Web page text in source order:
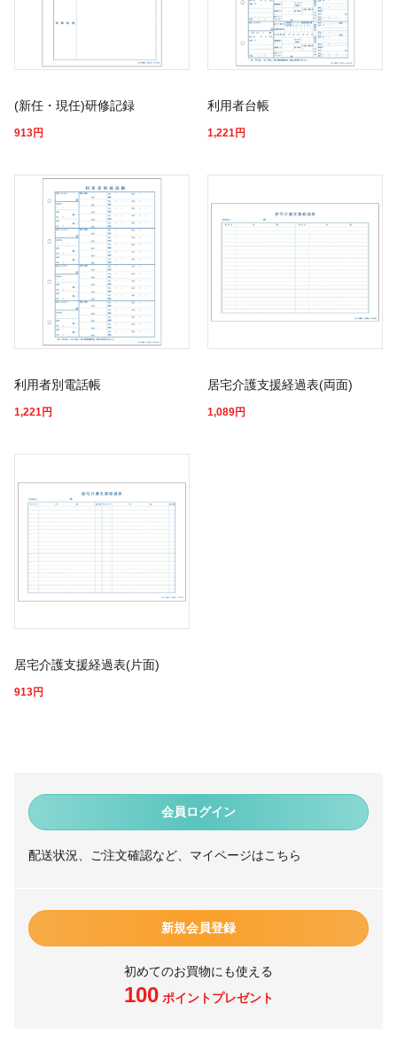
会員ログイン
配送状況、ご注文確認など、マイページはこちら
新規会員登録
初めてのお買物にも使える
100ポイントプレゼント
(新任・現任)研修記録
913円
利用者台帳
1,221円
利用者別電話帳
1,221円
居宅介護支援経過表(両面)
1,089円
居宅介護支援経過表(片面)
913円